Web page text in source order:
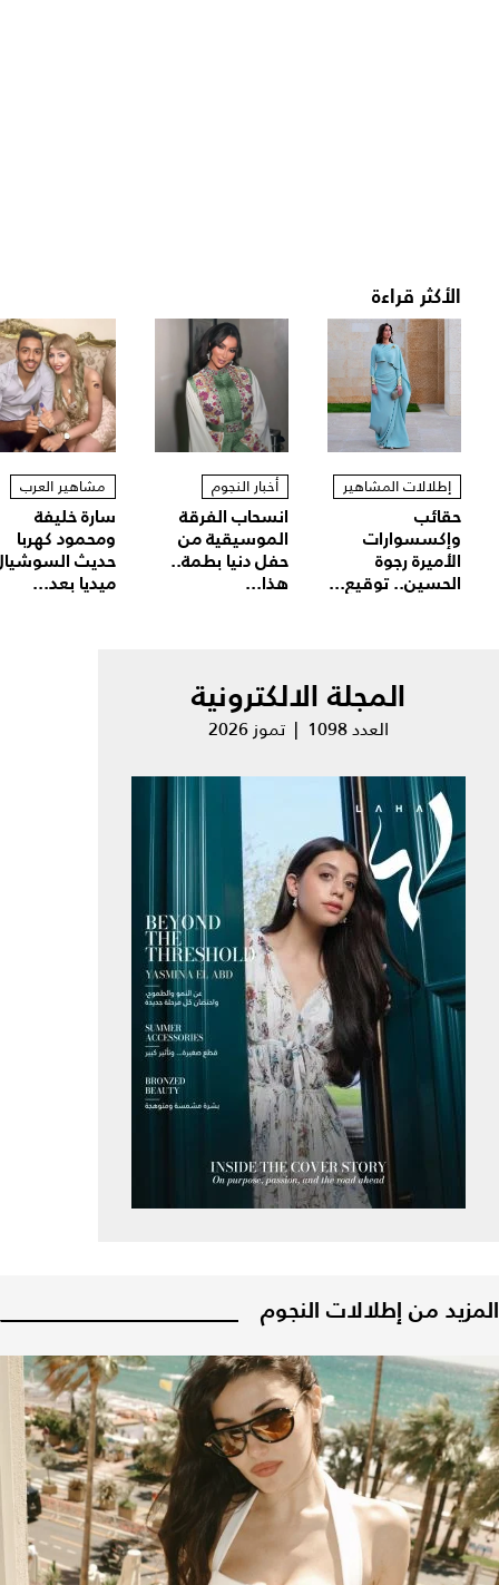
الأكثر قراءة
إطلالات المشاهير
حقائب
وإكسسوارات
الأميرة رجوة
الحسين.. توقيع...
أخبار النجوم
انسحاب الفرقة
الموسيقية من
حفل دنيا بطمة..
هذا...
مشاهير العرب
سارة خليفة
ومحمود كهربا
حديث
ميديا بعد...
المجلة الالكترونية
العدد 1098 | تموز 2026
المزيد من إطلالات النجوم